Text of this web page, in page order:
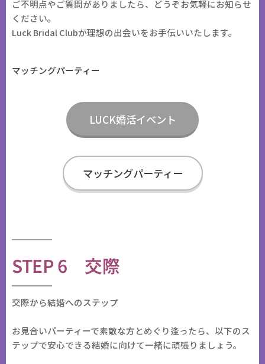
ご不明点やご質問がありましたら、どうぞお気軽にお知らせ
ください。
Luck Bridal Clubが理想の出会いをお手伝いいたします。
マッチングパーティー
LUCK婚活イベント
マッチングパーティー
STEP 6 交際
交際から結婚へのステップ
お見合いパーティーで素敵な方とめぐり逢ったら、以下のス
テップで安心できる結婚に向けて一緒に頑張りましょう。